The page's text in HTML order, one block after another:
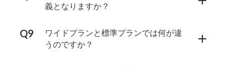
義となりますか？
ワイドプランと標準プランでは何が違
うのですか？